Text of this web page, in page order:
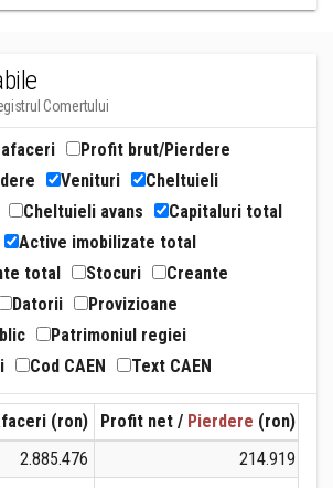
Comertului
Profit brut/Pierdere
Venituri
Cheltuieli
Cheltuieli avans
Capitaluri total
Active imobilizate total
total
Stocuri
Creante
Datorii
Provizioane
Patrimoniul regiei
Cod CAEN Text CAEN
(ron) Profit net / Pierdere (ron)
2.885.476
214.919